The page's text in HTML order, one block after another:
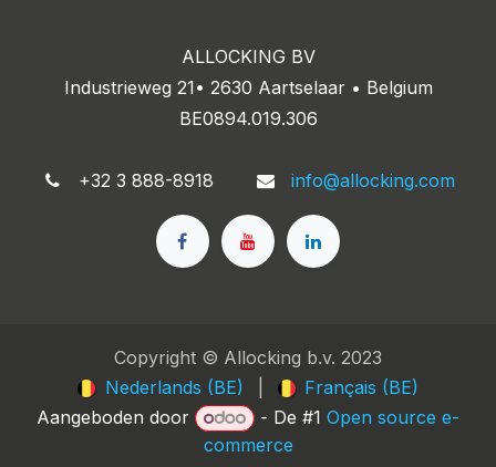
ALLOCKING BV
Industrieweg 21• 2630 Aartselaar • Belgium
BE0894.019.306
+32 3 888-8918 info@allocking.com
Copyright © Allocking b.v. 2023
Nederlands (BE)
Français (BE)
Aangeboden door
- De #1Open source e-
commerce